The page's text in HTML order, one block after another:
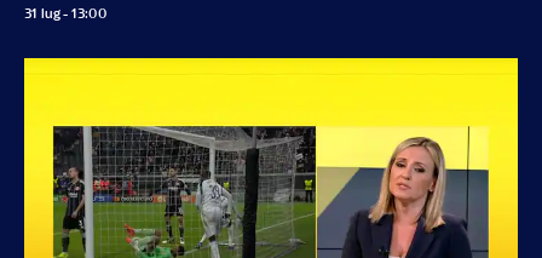
31 lug - 13:00